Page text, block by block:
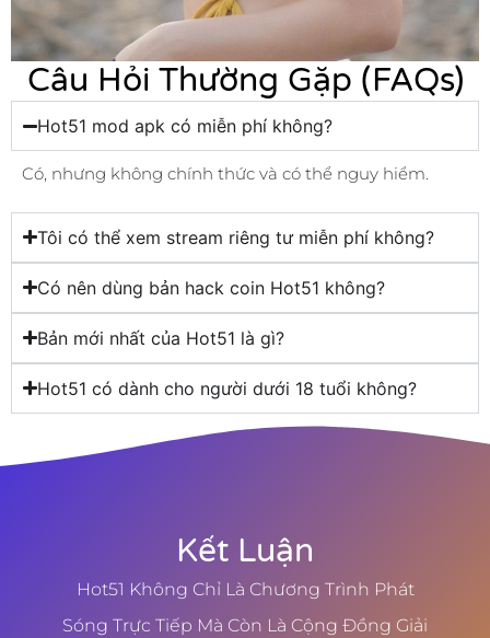
Câu Hỏi Thường Gặp (FAQs)
Hot51 mod apk có miễn phí không?
Có, nhưng không chính thức và có thể nguy hiểm.
Tôi có thể xem stream riêng tư miễn phí không?
Có nên dùng bản hack coin Hot51 không?
Bản mới nhất của Hot51 là gì?
Hot51 có dành cho người dưới 18 tuổi không?
Kết Luận
Hot51 Không Chỉ Là Chương Trình Phát
Sóng Trực Tiếp Mà Còn Là Cộng Đồng Giải